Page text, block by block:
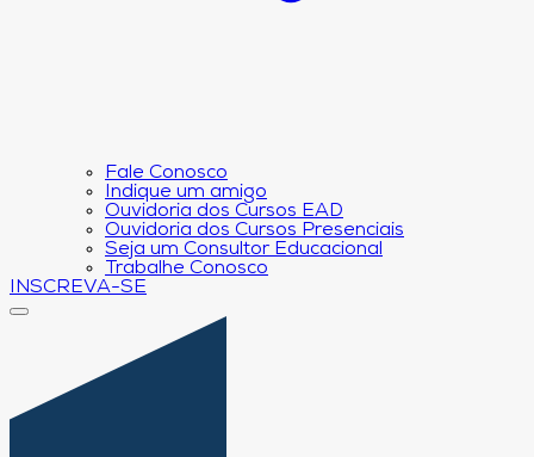
Fale Conosco
Indique um amigo
Ouvidoria dos Cursos EAD
Ouvidoria dos Cursos Presenciais
Seja um Consultor Educacional
Trabalhe Conosco
INSCREVA-SE